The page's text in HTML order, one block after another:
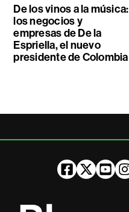
De los vinos a la música:
los negocios y
empresas de De la
Espriella, el nuevo
presidente de Colombia